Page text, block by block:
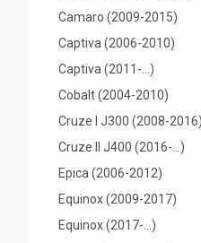
Camaro (2009-2015)
Captiva (2006-2010)
Captiva (2011-...)
Cobalt (2004-2010)
Cruze I J300 (2008-2016)
Cruze II J400 (2016-...)
Epiсa (2006-2012)
Equinox (2009-2017)
Equinox (2017-...)